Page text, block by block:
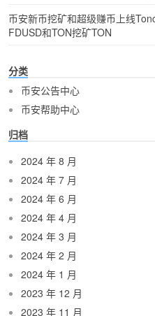
币安新币挖矿和超级赚币上线
FDUSD和TON挖矿TON
分类
币安公告中心
币安帮助中心
归档
2024 年 8 月
2024 年 7 月
2024 年 6 月
2024 年 4 月
2024 年 3 月
2024 年 2 月
2024 年 1 月
2023 年 12 月
2023 年 11 月